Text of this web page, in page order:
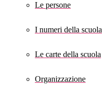
Le persone
I numeri della scuola
Le carte della scuola
Organizzazione